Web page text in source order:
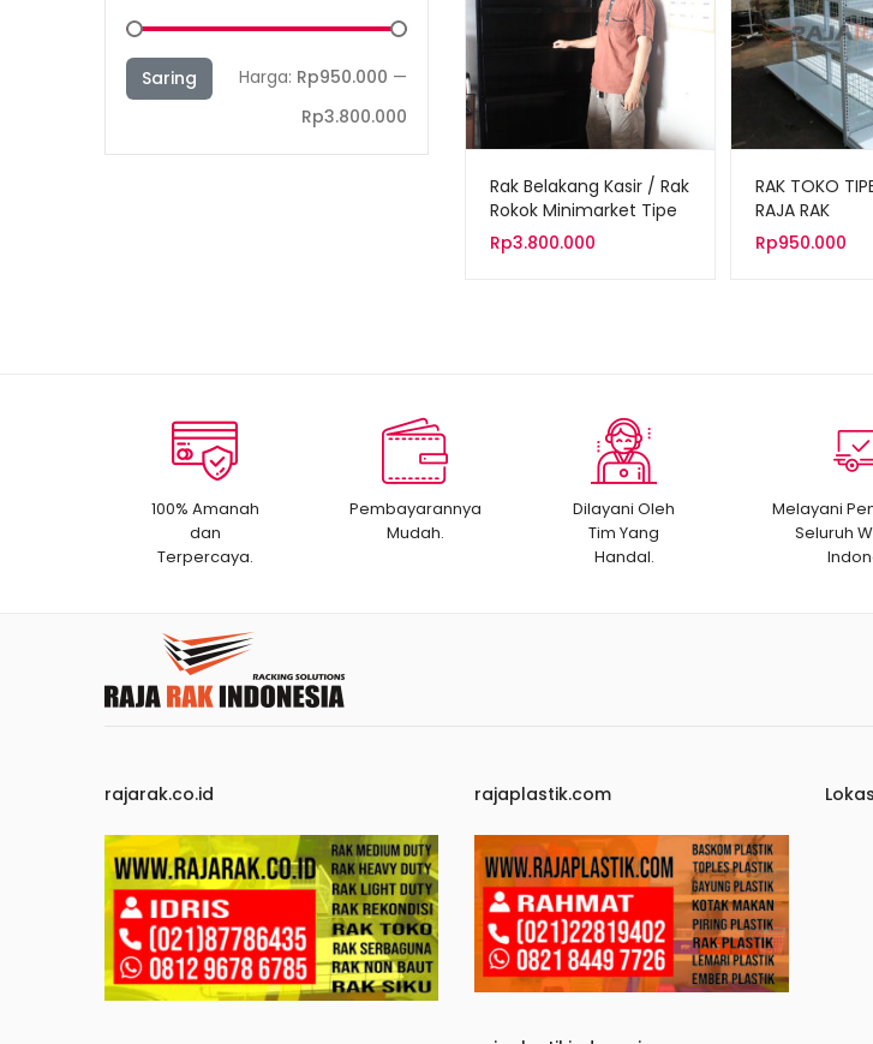
Rak Belakang Kasir / Rak
Rokok Minimarket Tipe
RBK-01AZ
Rp3.800.000
RAK TOKO
RAJA RAK
Rp950.000
terendah
tertinggi
Saring Harga: Rp950.000 —
Rp3.800.000
100% Amanah
dan
Terpercaya.
Pembayarannya
Mudah.
Dilayani Oleh
Tim Yang
Handal.
Melayani
Seluruh
rajarak.co.id rajaplastik.com